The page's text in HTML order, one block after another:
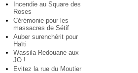
Incendie au Square des
Roses
Cérémonie pour les
massacres de Sétif
Auber surenchérit pour
Haïti
Wassila Redouane aux
JO !
Evitez la rue du Moutier